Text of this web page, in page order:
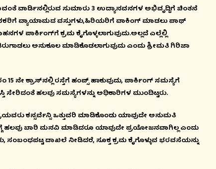
ವಾರ್ಡಿನಲ್ಲಿರುವ ಸುಮಾರು 3 ಉದ್ಯಾನವನಗಳ ಅಭಿವೃದ್ದಿಗೆ ಚಿಂತನೆ
ವ್ಯಾಯಾಮದ ವಸ್ತುಗಳು,ಹಿರಿಯರಿಗೆ ವಾಕಿಂಗ್ ಮಾಡಲು ಪಾಥ್
ಪಾರ್ಕಿಂಗ್‍ಗೆ ಕ್ರಮ ಕೈಗೊಳ್ಳಲಾಗುವುದು.ಅಲ್ಲದೆ ಎಲ್ಲೆಲ್ಲಿ
ಅನುಕೂಲ ಮಾಡಿಕೊಡಲಾಗುವುದು ಎಂದು ಶ್ರೀಮತಿ ಗಿರಿಜಾ
ಕ್ರಾಸ್‍ನಲ್ಲಿ ರಸ್ತೆಗೆ ಹಂಪ್ಸ್ ಹಾಕುವುದು, ಪಾರ್ಕಿಂಗ್ ಸಮಸ್ಯೆಗೆ
ಸೇರಿದಂತೆ ಹಲವು ಸಮಸ್ಯೆಗಳನ್ನು ಅಧಿಕಾರಿಗಳ ಮುಂದಿಟ್ಟರು.
ಕನ್ಸರ್ವೆನ್ಸಿ ಒತ್ತುವರಿ ಮಾಡಿಕೊಂಡು ಯಾವುದೇ ಅನುಮತಿ
ಬಾರಿ ಮನವಿ ಮಾಡಿದರೂ ಯಾವುದೇ ಪ್ರಯೋಜನವಾಗಿಲ್ಲ ಎಂದು
ದಾಖಲೆ ನೀಡಿದರೆ, ಸೂಕ್ತ ಕ್ರಮ ಕೈಗೊಳ್ಳುವ ಭರವಸೆಯನ್ನು